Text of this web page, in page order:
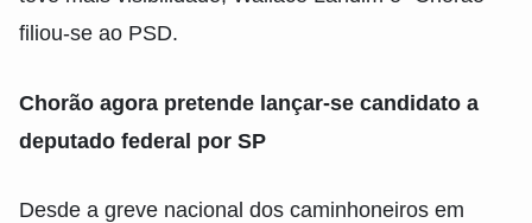
filiou-se ao PSD.
Chorão agora pretende lançar-se candidato a
deputado federal por SP
Desde a greve nacional dos caminhoneiros em